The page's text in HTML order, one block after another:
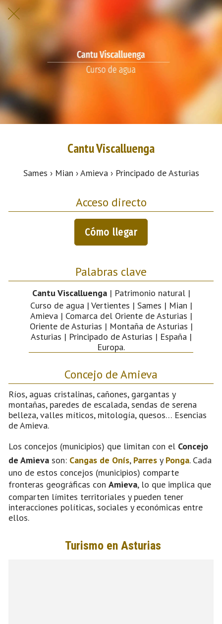
Cantu Viscalluenga
Sames › Mian › Amieva › Principado de Asturias
Acceso directo
Cómo llegar
Palabras clave
Cantu Viscalluenga| Patrimonio natural |
Curso de agua | Vertientes | Sames | Mian |
Amieva | Comarca del Oriente de Asturias |
Oriente de Asturias | Montaña de Asturias |
Asturias | Principado de Asturias | España |
Europa.
Concejo de Amieva
Ríos, aguas cristalinas, cañones, gargantas y
montañas, paredes de escalada, sendas de serena
belleza, valles míticos, mitología, quesos… Esencias
de Amieva.
Los concejos (municipios) que limitan con el Concejo
de Amieva son: Cangas de Onís, Parres y Ponga. Cada
uno de estos concejos (municipios) comparte
fronteras geográficas con Amieva, lo que implica que
comparten límites territoriales y pueden tener
interacciones políticas, sociales y económicas entre
ellos.